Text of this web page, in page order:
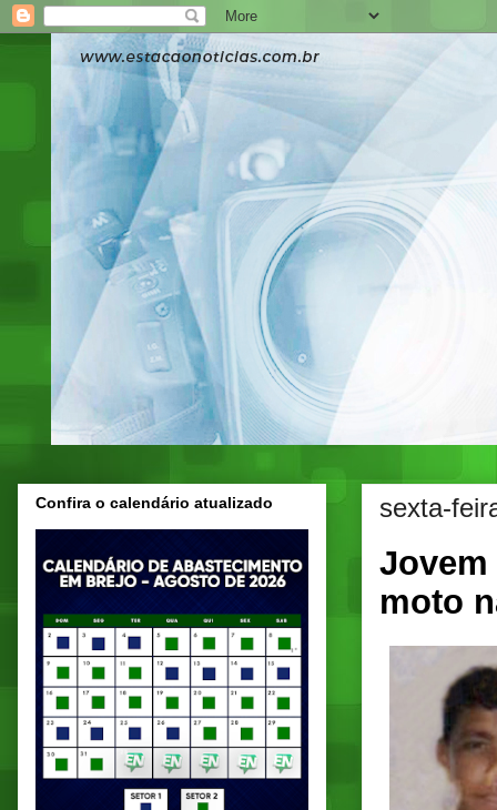
sexta-
Jovem
moto
Confira o calendário atualizado